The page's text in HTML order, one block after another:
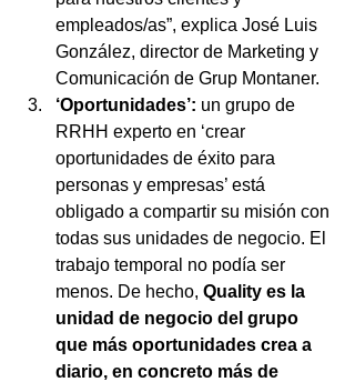
empleados/as”, explica José Luis
González, director de Marketing y
Comunicación de Grup Montaner.
‘Oportunidades’: un grupo de
RRHH experto en ‘crear
oportunidades de éxito para
personas y empresas’ está
obligado a compartir su misión con
todas sus unidades de negocio. El
trabajo temporal no podía ser
menos. De hecho, Quality es la
unidad de negocio del grupo
que más oportunidades crea a
diario, en concreto más de